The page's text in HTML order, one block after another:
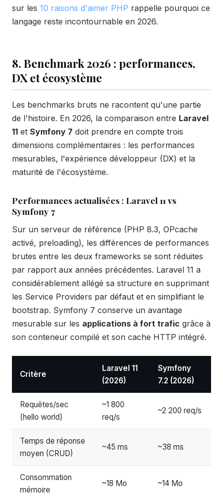
sur les 10 raisons d'aimer PHP rappelle pourquoi ce
langage reste incontournable en 2026.
8. Benchmark 2026 : performances,
DX et écosystème
Les benchmarks bruts ne racontent qu'une partie
de l'histoire. En 2026, la comparaison entre Laravel
11 et Symfony 7 doit prendre en compte trois
dimensions complémentaires : les performances
mesurables, l'expérience développeur (DX) et la
maturité de l'écosystème.
Performances actualisées : Laravel 11 vs
Symfony 7
Sur un serveur de référence (PHP 8.3, OPcache
activé, preloading), les différences de performances
brutes entre les deux frameworks se sont réduites
par rapport aux années précédentes. Laravel 11 a
considérablement allégé sa structure en supprimant
les Service Providers par défaut et en simplifiant le
bootstrap. Symfony 7 conserve un avantage
mesurable sur les applications à fort trafic grâce à
son conteneur compilé et son cache HTTP intégré.
Critère
Laravel 11
(2026)
Symfony
7.2 (2026)
Requêtes/sec
(hello world)
~1 800
req/s
~2 200 req/s
Temps de réponse
moyen (CRUD)
~45 ms ~38 ms
Consommation
mémoire
~18 Mo ~14 Mo